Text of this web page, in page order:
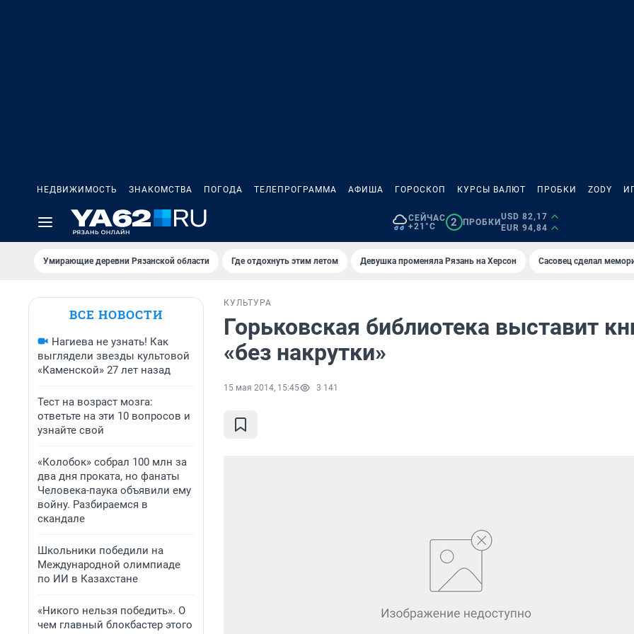
НЕДВИЖИМОСТЬ ЗНАКОМСТВА ПОГОДА ТЕЛЕПРОГРАММА АФИША ГОРОСКОП КУРСЫ ВАЛЮТ ПРОБКИ ZODY
СЕЙЧАС
+21°C
2 ПРОБКИ
USD 82,17
EUR 94,84
Умирающие деревни Рязанской области Где отдохнуть этим летом Девушка променяла Рязань на Херсон Сасовец сделал
ВСЕ НОВОСТИ
Нагиева не узнать! Как
выглядели звезды культовой
«Каменской» 27 лет назад
Тест на возраст мозга:
ответьте на эти 10 вопросов и
узнайте свой
«Колобок» собрал 100 млн за
два дня проката, но фанаты
Человека-паука объявили ему
войну. Разбираемся в
скандале
Школьники победили на
Международной олимпиаде
по ИИ в Казахстане
«Никого нельзя победить». О
чем главный блокбастер этого
КУЛЬТУРА
Горьковская библиотека выставит
«без накрутки»
15 мая 2014, 15:45 3 141